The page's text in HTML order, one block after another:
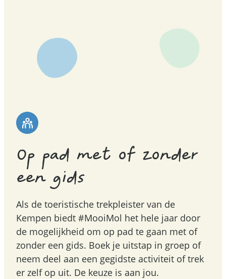
Op pad met of zonder
een gids
Als de toeristische trekpleister van de
Kempen biedt #MooiMol het hele jaar door
de mogelijkheid om op pad te gaan met of
zonder een gids. Boek je uitstap in groep of
neem deel aan een gegidste activiteit of trek
er zelf op uit. De keuze is aan jou.